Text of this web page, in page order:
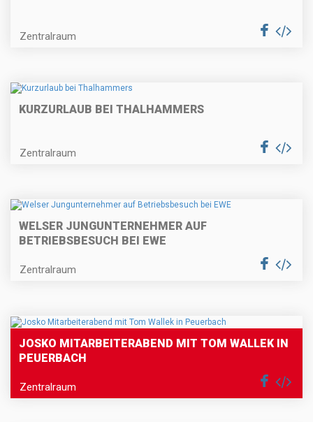
Zentralraum
KURZURLAUB BEI THALHAMMERS
Zentralraum
WELSER JUNGUNTERNEHMER AUF
BETRIEBSBESUCH BEI EWE
Zentralraum
JOSKO MITARBEITERABEND MIT TOM WALLEK IN
PEUERBACH
Zentralraum